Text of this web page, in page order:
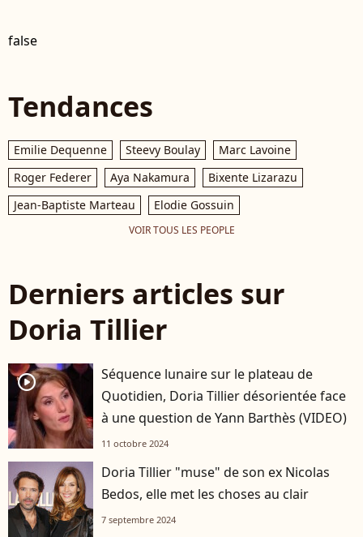
false
Tendances
Emilie Dequenne Steevy Boulay
Marc Lavoine
Roger Federer
Aya Nakamura
Bixente Lizarazu
Jean-Baptiste Marteau
Elodie Gossuin
VOIR TOUS LES PEOPLE
Derniers articles sur
Doria Tillier
player2
Séquence lunaire sur le plateau de
Quotidien, Doria Tillier désorientée face
à une question de Yann Barthès (VIDEO)
11 octobre 2024
Doria Tillier "muse" de son ex Nicolas
Bedos, elle met les choses au clair
7 septembre 2024